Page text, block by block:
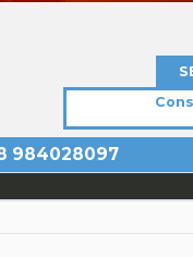
984028097